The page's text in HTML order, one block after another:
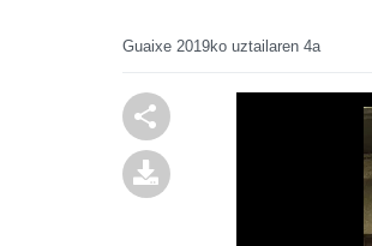
Guaixe 2019ko uztailaren 4a